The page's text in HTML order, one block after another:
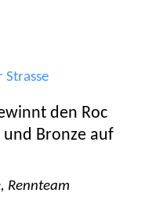
den Roc
und Bronze auf
, Rennteam